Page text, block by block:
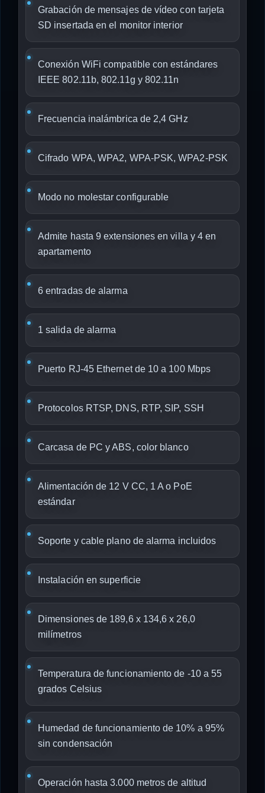
Grabación de mensajes de vídeo con tarjeta
SD insertada en el monitor interior
Conexión WiFi compatible con estándares
IEEE 802.11b, 802.11g y 802.11n
Frecuencia inalámbrica de 2,4 GHz
Cifrado WPA, WPA2, WPA-PSK, WPA2-PSK
Modo no molestar configurable
Admite hasta 9 extensiones en villa y 4 en
apartamento
6 entradas de alarma
1 salida de alarma
Puerto RJ-45 Ethernet de 10 a 100 Mbps
Protocolos RTSP, DNS, RTP, SIP, SSH
Carcasa de PC y ABS, color blanco
Alimentación de 12 V CC, 1 A o PoE
estándar
Soporte y cable plano de alarma incluidos
Instalación en superficie
Dimensiones de 189,6 x 134,6 x 26,0
milímetros
Temperatura de funcionamiento de -10 a 55
grados Celsius
Humedad de funcionamiento de 10% a 95%
sin condensación
Operación hasta 3.000 metros de altitud